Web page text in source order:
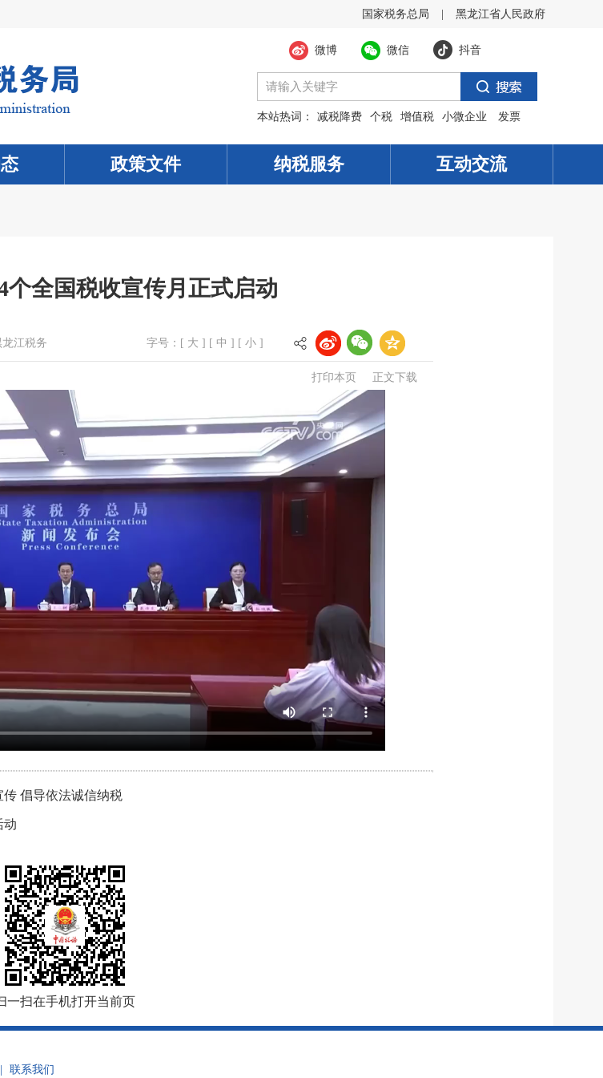
黑龙江省人民政府
国家税务总局
微博 微信 抖音
本站热词： 减税降费 个税 增值税 小微企业 发票
政策文件 纳税服务 互动交流
个全国税收宣传月正式启动
龙江税务 字号：[ 大 ] [ 中 ] [ 小 ]
打印本页 正文下载
传 倡导依法诚信纳税
动
一扫在手机打开当前页
联系我们